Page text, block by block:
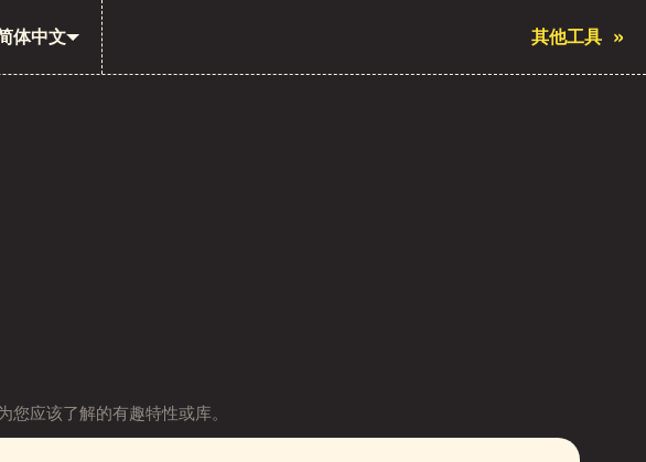
体中文 其他工具 »
您应该了解的有趣特性或库。